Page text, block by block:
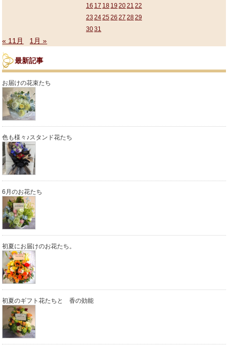
16 17 18 19 2021 22
23 242526 27 2829
3031
« 11月 1月 »
最新記事
お届けの花束たち
色も様々♪スタンド花たち
6月のお花たち
初夏にお届けのお花たち。
初夏のギフト花たちと 香の効能